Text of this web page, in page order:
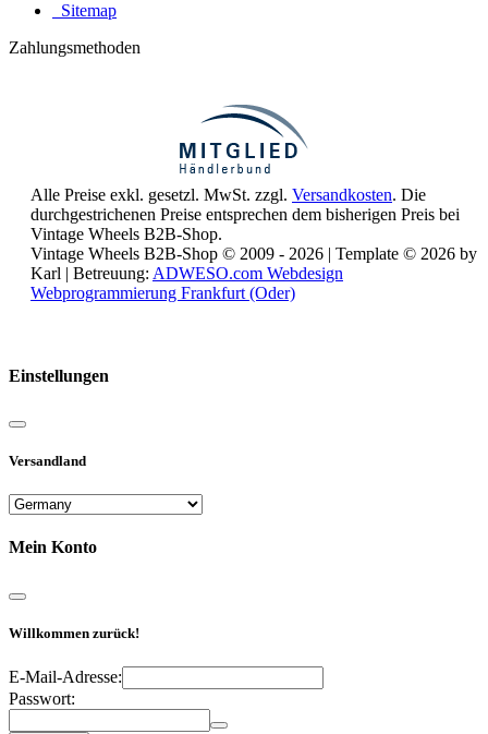
Sitemap
Zahlungsmethoden
Alle Preise exkl. gesetzl. MwSt. zzgl. Versandkosten. Die
durchgestrichenen Preise entsprechen dem bisherigen Preis bei
Vintage Wheels B2B-Shop.
Vintage Wheels B2B-Shop © 2009 - 2026 | Template © 2026 by
Karl | Betreuung: ADWESO.com Webdesign
Webprogrammierung Frankfurt (Oder)
Einstellungen
Versandland
Mein Konto
Willkommen zurück!
E-Mail-Adresse:
Passwort: